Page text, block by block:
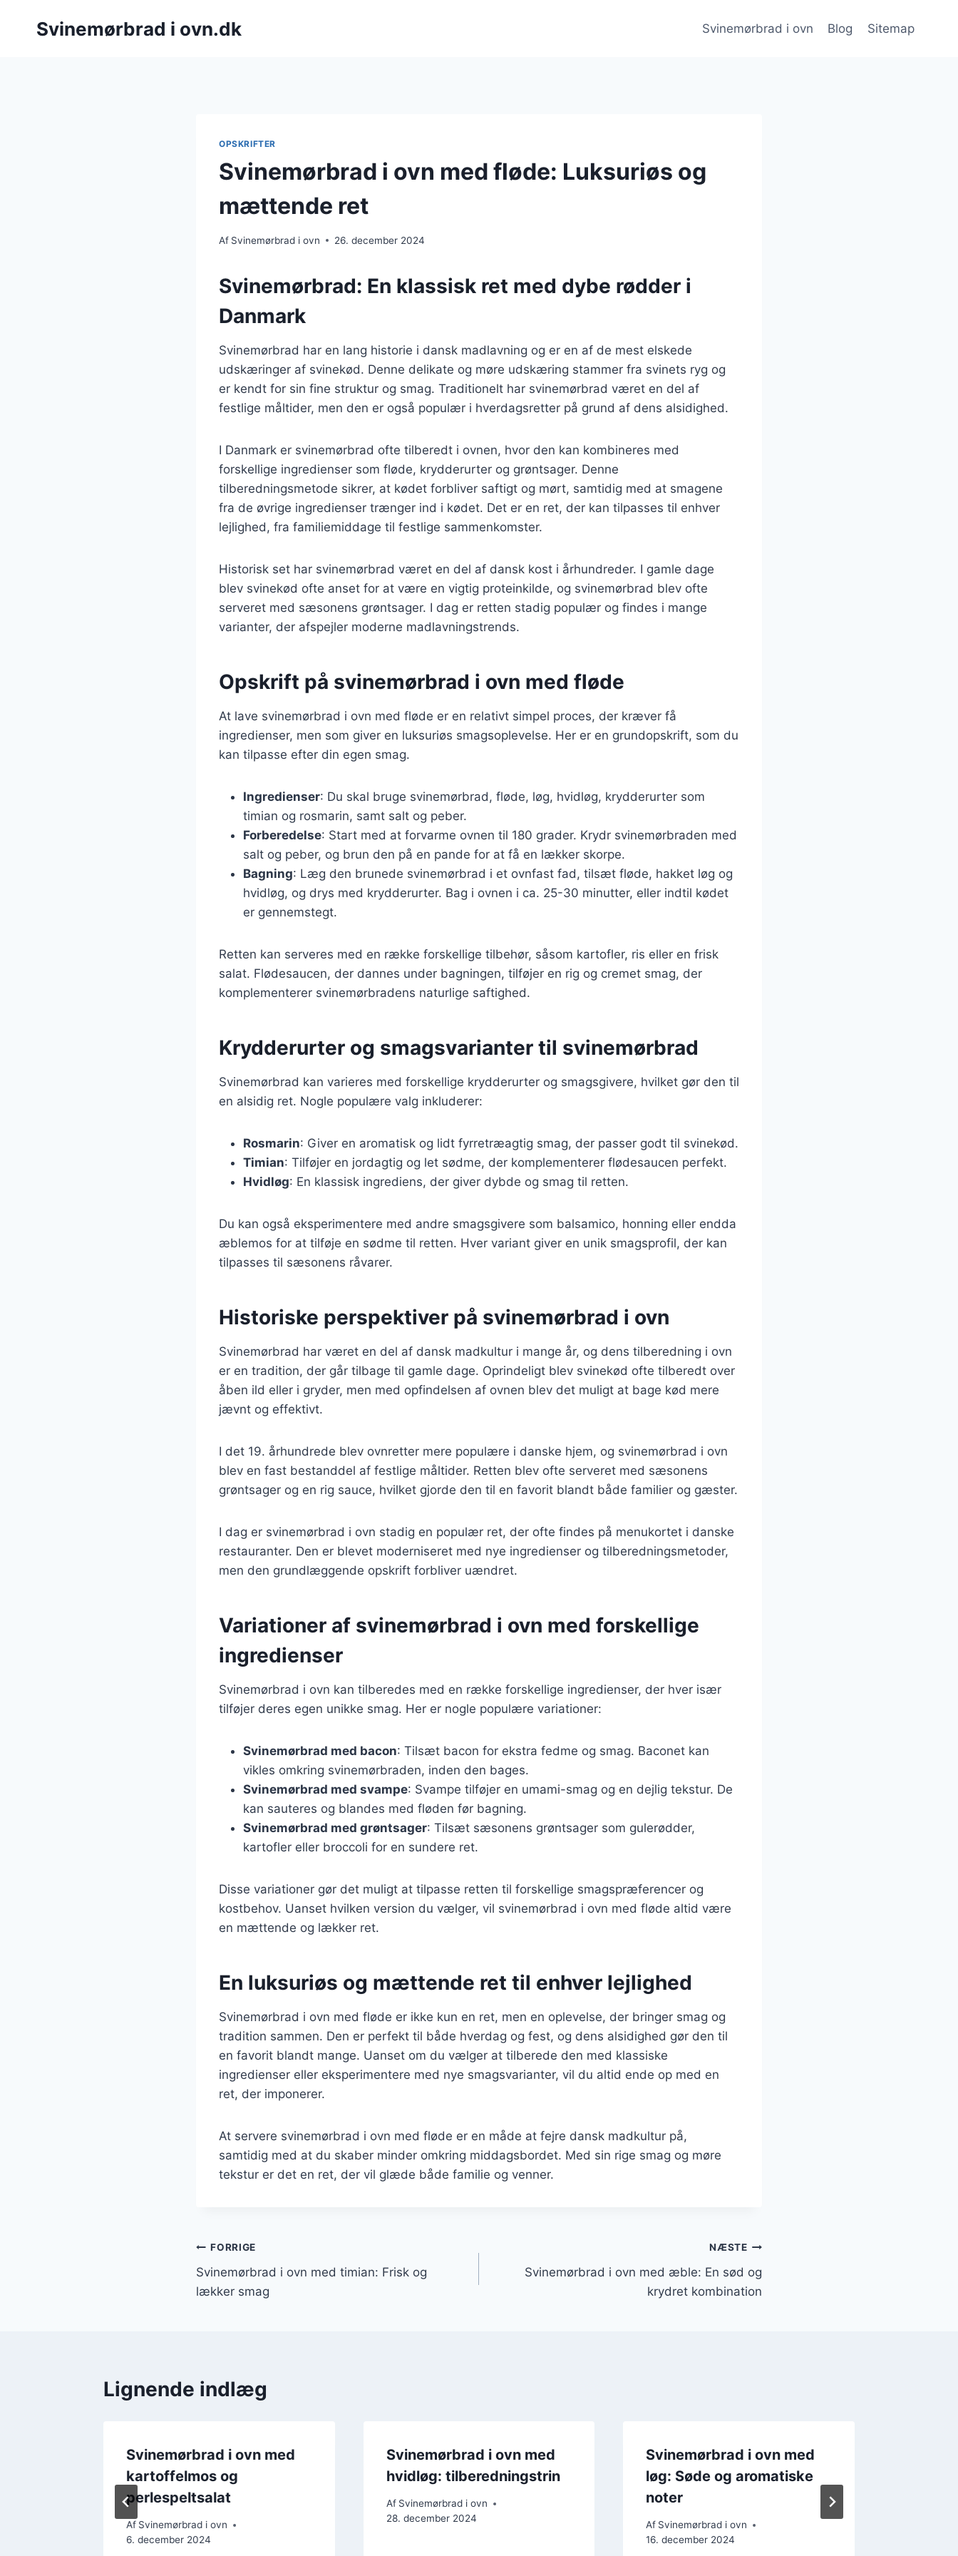
Svinemørbrad i ovn.dk Svinemørbrad i ovn Blog Sitemap
OPSKRIFTER
Svinemørbrad i ovn med fløde: Luksuriøs og
mættende ret
Af Svinemørbrad i ovn 26. december 2024
Svinemørbrad: En klassisk ret med dybe rødder i
Danmark
Svinemørbrad har en lang historie i dansk madlavning og er en af de mest elskede
udskæringer af svinekød. Denne delikate og møre udskæring stammer fra svinets ryg og
er kendt for sin fine struktur og smag. Traditionelt har svinemørbrad været en del af
festlige måltider, men den er også populær i hverdagsretter på grund af dens alsidighed.
I Danmark er svinemørbrad ofte tilberedt i ovnen, hvor den kan kombineres med
forskellige ingredienser som fløde, krydderurter og grøntsager. Denne
tilberedningsmetode sikrer, at kødet forbliver saftigt og mørt, samtidig med at smagene
fra de øvrige ingredienser trænger ind i kødet. Det er en ret, der kan tilpasses til enhver
lejlighed, fra familiemiddage til festlige sammenkomster.
Historisk set har svinemørbrad været en del af dansk kost i århundreder. I gamle dage
blev svinekød ofte anset for at være en vigtig proteinkilde, og svinemørbrad blev ofte
serveret med sæsonens grøntsager. I dag er retten stadig populær og findes i mange
varianter, der afspejler moderne madlavningstrends.
Opskrift på svinemørbrad i ovn med fløde
At lave svinemørbrad i ovn med fløde er en relativt simpel proces, der kræver få
ingredienser, men som giver en luksuriøs smagsoplevelse. Her er en grundopskrift, som du
kan tilpasse efter din egen smag.
Ingredienser: Du skal bruge svinemørbrad, fløde, løg, hvidløg, krydderurter som
timian og rosmarin, samt salt og peber.
Forberedelse: Start med at forvarme ovnen til 180 grader. Krydr svinemørbraden med
salt og peber, og brun den på en pande for at få en lækker skorpe.
Bagning: Læg den brunede svinemørbrad i et ovnfast fad, tilsæt fløde, hakket løg og
hvidløg, og drys med krydderurter. Bag i ovnen i ca. 25-30 minutter, eller indtil kødet
er gennemstegt.
Retten kan serveres med en række forskellige tilbehør, såsom kartofler, ris eller en frisk
salat. Flødesaucen, der dannes under bagningen, tilføjer en rig og cremet smag, der
komplementerer svinemørbradens naturlige saftighed.
Krydderurter og smagsvarianter til svinemørbrad
Svinemørbrad kan varieres med forskellige krydderurter og smagsgivere, hvilket gør den til
en alsidig ret. Nogle populære valg inkluderer:
Rosmarin: Giver en aromatisk og lidt fyrretræagtig smag, der passer godt til svinekød.
Timian: Tilføjer en jordagtig og let sødme, der komplementerer flødesaucen perfekt.
Hvidløg: En klassisk ingrediens, der giver dybde og smag til retten.
Du kan også eksperimentere med andre smagsgivere som balsamico, honning eller endda
æblemos for at tilføje en sødme til retten. Hver variant giver en unik smagsprofil, der kan
tilpasses til sæsonens råvarer.
Historiske perspektiver på svinemørbrad i ovn
Svinemørbrad har været en del af dansk madkultur i mange år, og dens tilberedning i ovn
er en tradition, der går tilbage til gamle dage. Oprindeligt blev svinekød ofte tilberedt over
åben ild eller i gryder, men med opfindelsen af ovnen blev det muligt at bage kød mere
jævnt og effektivt.
I det 19. århundrede blev ovnretter mere populære i danske hjem, og svinemørbrad i ovn
blev en fast bestanddel af festlige måltider. Retten blev ofte serveret med sæsonens
grøntsager og en rig sauce, hvilket gjorde den til en favorit blandt både familier og gæster.
I dag er svinemørbrad i ovn stadig en populær ret, der ofte findes på menukortet i danske
restauranter. Den er blevet moderniseret med nye ingredienser og tilberedningsmetoder,
men den grundlæggende opskrift forbliver uændret.
Variationer af svinemørbrad i ovn med forskellige
ingredienser
Svinemørbrad i ovn kan tilberedes med en række forskellige ingredienser, der hver især
tilføjer deres egen unikke smag. Her er nogle populære variationer:
Svinemørbrad med bacon: Tilsæt bacon for ekstra fedme og smag. Baconet kan
vikles omkring svinemørbraden, inden den bages.
Svinemørbrad med svampe: Svampe tilføjer en umami-smag og en dejlig tekstur. De
kan sauteres og blandes med fløden før bagning.
Svinemørbrad med grøntsager: Tilsæt sæsonens grøntsager som gulerødder,
kartofler eller broccoli for en sundere ret.
Disse variationer gør det muligt at tilpasse retten til forskellige smagspræferencer og
kostbehov. Uanset hvilken version du vælger, vil svinemørbrad i ovn med fløde altid være
en mættende og lækker ret.
En luksuriøs og mættende ret til enhver lejlighed
Svinemørbrad i ovn med fløde er ikke kun en ret, men en oplevelse, der bringer smag og
tradition sammen. Den er perfekt til både hverdag og fest, og dens alsidighed gør den til
en favorit blandt mange. Uanset om du vælger at tilberede den med klassiske
ingredienser eller eksperimentere med nye smagsvarianter, vil du altid ende op med en
ret, der imponerer.
At servere svinemørbrad i ovn med fløde er en måde at fejre dansk madkultur på,
samtidig med at du skaber minder omkring middagsbordet. Med sin rige smag og møre
tekstur er det en ret, der vil glæde både familie og venner.
Indlægsnavigation
FORRIGE
Svinemørbrad i ovn med timian: Frisk og
lækker smag
NÆSTE
Svinemørbrad i ovn med æble: En sød og
krydret kombination
Lignende indlæg
Svinemørbrad i ovn med
kartoffelmos og
perlespeltsalat
Af Svinemørbrad i ovn
6. december 2024
Svinemørbrad i ovn med
hvidløg: tilberedningstrin
Af Svinemørbrad i ovn
28. december 2024
Svinemørbrad i ovn med
løg: Søde og aromatiske
noter
Af Svinemørbrad i ovn
16. december 2024